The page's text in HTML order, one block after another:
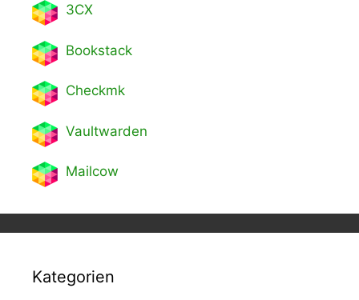
3CX
Bookstack
Checkmk
Vaultwarden
Mailcow
Kategorien